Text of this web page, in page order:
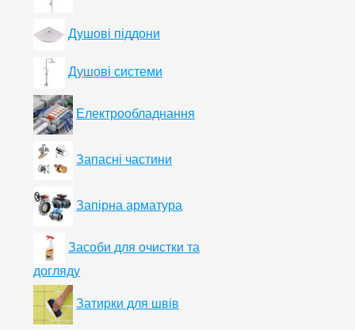
Душові піддони
Душові системи
Електрообладнання
Запасні частини
Запірна арматура
Засоби для очистки та
догляду
Затирки для швів